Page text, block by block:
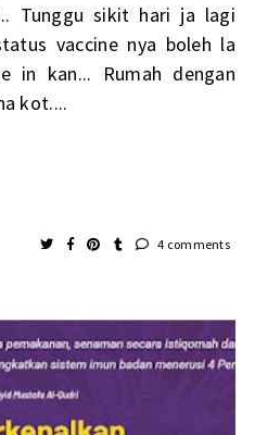
Tunggu sikit hari ja lagi
vaccine nya boleh la
in kan... Rumah dengan
kot....
4 comments